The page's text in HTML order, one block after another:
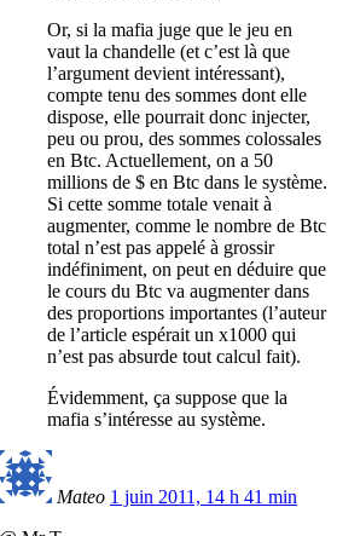
Or, si la mafia juge que le jeu en
vaut la chandelle (et c’est là que
l’argument devient intéressant),
compte tenu des sommes dont elle
dispose, elle pourrait donc injecter,
peu ou prou, des sommes colossales
en Btc. Actuellement, on a 50
millions de $ en Btc dans le système.
Si cette somme totale venait à
augmenter, comme le nombre de Btc
total n’est pas appelé à grossir
indéfiniment, on peut en déduire que
le cours du Btc va augmenter dans
des proportions importantes (l’auteur
de l’article espérait un x1000 qui
n’est pas absurde tout calcul fait).
Évidemment, ça suppose que la
mafia s’intéresse au système.
Mateo 1 juin 2011, 14 h 41 min